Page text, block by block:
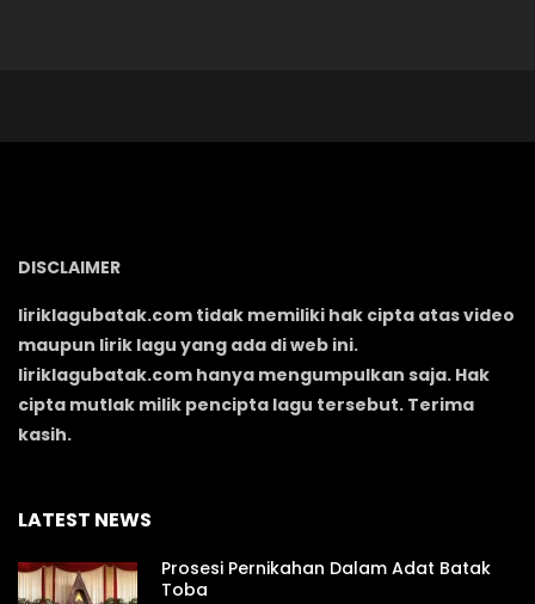
DISCLAIMER
liriklagubatak.com tidak memiliki hak cipta atas video
maupun lirik lagu yang ada di web ini.
liriklagubatak.com hanya mengumpulkan saja. Hak
cipta mutlak milik pencipta lagu tersebut. Terima
kasih.
LATEST NEWS
Prosesi Pernikahan Dalam Adat Batak
Toba